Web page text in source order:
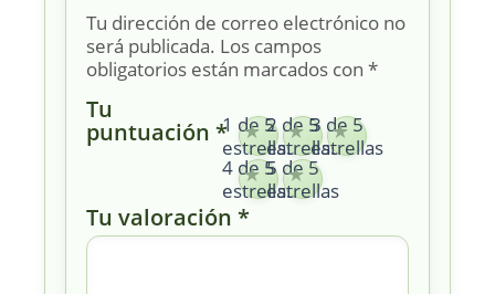
Tu dirección de correo electrónico no
será publicada. Los campos
obligatorios están marcados con *
Tu
puntuación *1 de 5
estrellas
2 de 5
estrellas
3 de 5
estrellas
4 de 5
estrellas
5 de 5
estrellas
Tu valoración *